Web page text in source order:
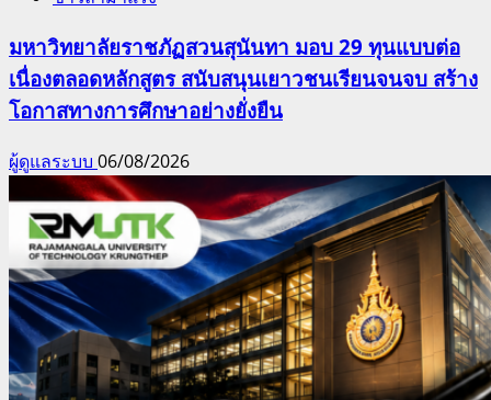
มหาวิทยาลัยราชภัฏสวนสุนันทา มอบ 29 ทุนแบบต่อ
เนื่องตลอดหลักสูตร สนับสนุนเยาวชนเรียนจนจบ สร้าง
โอกาสทางการศึกษาอย่างยั่งยืน
ผู้ดูแลระบบ 06/08/2026